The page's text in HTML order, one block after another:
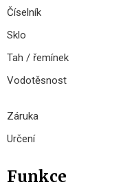
Číselník
Sklo
Tah / řemínek
Vodotěsnost
Záruka
Určení
Funkce